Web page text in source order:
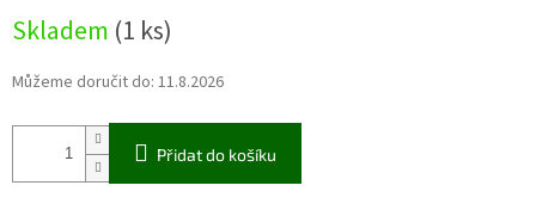
cena:
Skladem (1 ks)
Můžeme doručit do: 11.8.2026
Přidat do košíku